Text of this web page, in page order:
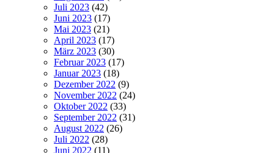
Juli 2023 (42)
Juni 2023 (17)
Mai 2023 (21)
April 2023 (17)
März 2023 (30)
Februar 2023 (17)
Januar 2023 (18)
Dezember 2022 (9)
November 2022 (24)
Oktober 2022 (33)
September 2022 (31)
August 2022 (26)
Juli 2022 (28)
Juni 2022 (11)